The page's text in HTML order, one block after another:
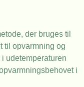
der bruges til
til opvarmning og
udetemperaturen
i